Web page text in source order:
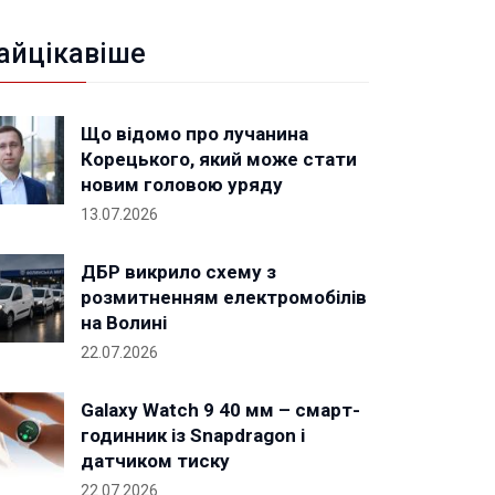
Що відомо про лучанина
Корецького, який може стати
новим головою уряду
13.07.2026
ДБР викрило схему з
розмитненням електромобілів
на Волині
22.07.2026
Galaxy Watch 9 40 мм – смарт-
годинник із Snapdragon і
датчиком тиску
22.07.2026